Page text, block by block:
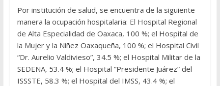
Por institución de salud, se encuentra de la siguiente
manera la ocupación hospitalaria: El Hospital Regional
de Alta Especialidad de Oaxaca, 100 %; el Hospital de
la Mujer y la Niñez Oaxaqueña, 100 %; el Hospital Civil
“Dr. Aurelio Valdivieso”, 34.5 %; el Hospital Militar de la
SEDENA, 53.4 %; el Hospital “Presidente Juárez” del
ISSSTE, 58.3 %; el Hospital del IMSS, 43.4 %; el